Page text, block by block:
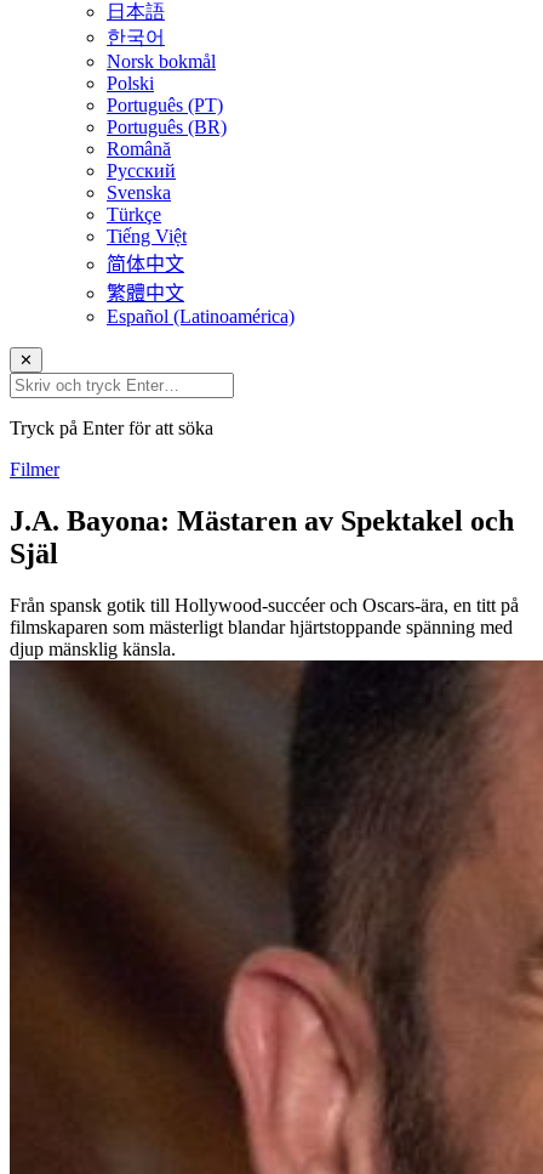
日本語
한국어
Norsk bokmål
Polski
Português (PT)
Português (BR)
Română
Русский
Svenska
Türkçe
Tiếng Việt
简体中文
繁體中文
Español (Latinoamérica)
✕
Tryck på Enter för att söka
Filmer
J.A. Bayona: Mästaren av Spektakel och
Själ
Från spansk gotik till Hollywood-succéer och Oscars-ära, en titt på
filmskaparen som mästerligt blandar hjärtstoppande spänning med
djup mänsklig känsla.